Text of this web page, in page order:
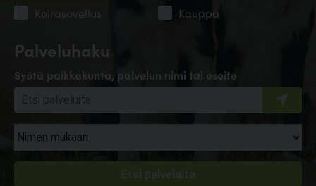
Palveluhaku
Syötä paikkakunta, palvelun nimi tai osoite
Koirasovellus
Kauppa